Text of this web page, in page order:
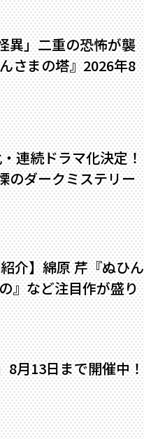
異」二重の恐怖が襲
さまの塔』2026年8
連続ドラマ化決定！
ダークミステリー
介】綿原 芹『ぬひん
』など注目作が盛り
8月13日まで開催中！